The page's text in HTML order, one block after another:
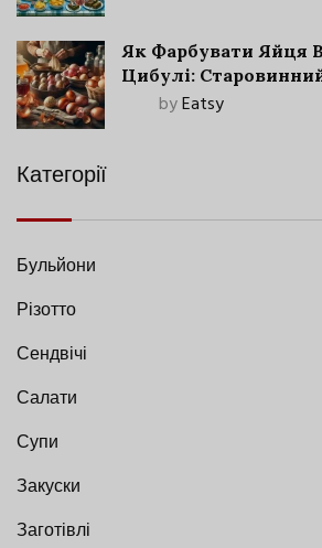
Як Фарбувати Яйця
Цибулі:
Сучасними Нюансами
byEatsy
Категорії
Бульйони
Різотто
Сендвічі
Салати
Супи
Закуски
Заготівлі